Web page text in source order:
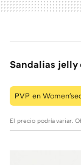
Sandalias jelly
PVP en
El precio podría variar.